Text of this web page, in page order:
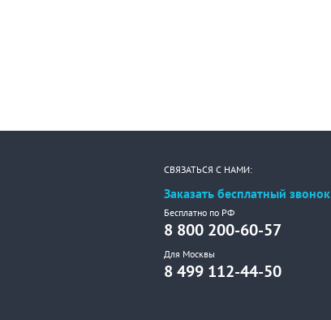
СВЯЗАТЬСЯ С НАМИ:
Заказать бесплатный звонок
Бесплатно по РФ
8 800 200-60-57
Для Москвы
8 499 112-44-50